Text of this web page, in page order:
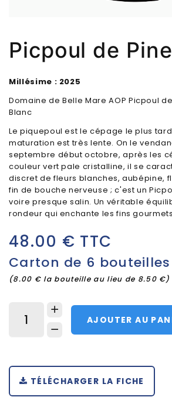
Picpoul de
Millésime : 2025
Domaine de Belle Mare AOP Picpoul
Blanc
Le piquepoul est le cépage le plus
maturation est très lente. On le
septembre début octobre, après les
couleur vert pale cristalline, il se
discret de fleurs blanches, aubépine,
fin de bouche nerveuse ; c'est un
voire presque salin. Un véritable
rondeur qui enchante les fins
48.00 € TTC
Carton de 6 bouteilles
(8.00 € la bouteille au lieu de 8.50 €)
AJOUTER AU
TÉLÉCHARGER LA FICHE